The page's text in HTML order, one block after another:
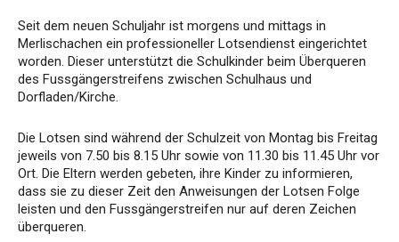
Seit dem neuen Schuljahr ist morgens und mittags in
Merlischachen ein professioneller Lotsendienst eingerichtet
worden. Dieser unterstützt die Schulkinder beim Überqueren
des Fussgängerstreifens zwischen Schulhaus und
Dorfladen/Kirche.
Die Lotsen sind während der Schulzeit von Montag bis Freitag
jeweils von 7.50 bis 8.15 Uhr sowie von 11.30 bis 11.45 Uhr vor
Ort. Die Eltern werden gebeten, ihre Kinder zu informieren,
dass sie zu dieser Zeit den Anweisungen der Lotsen Folge
leisten und den Fussgängerstreifen nur auf deren Zeichen
überqueren.